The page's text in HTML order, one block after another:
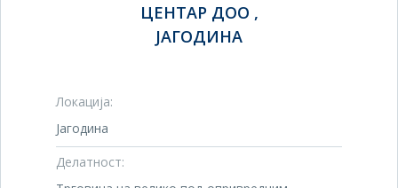
ЦЕНТАР ДОО ,
ЈАГОДИНА
Локација:
Јагодина
Делатност: